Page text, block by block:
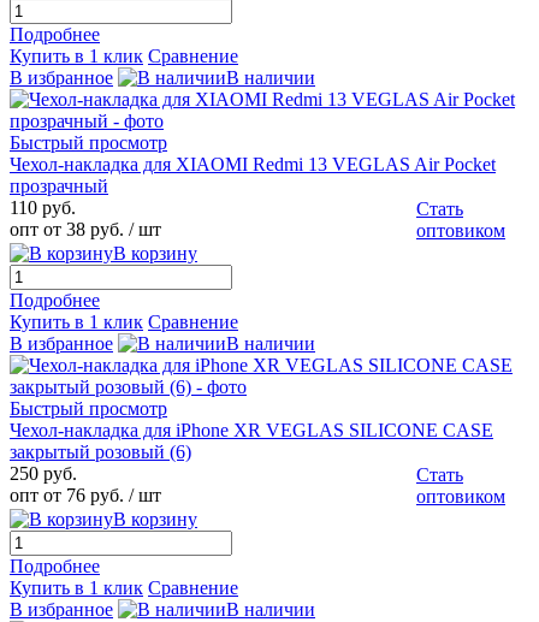
Подробнее
Купить в 1 клик Сравнение
В избранное
В наличии
Быстрый просмотр
Чехол-накладка для XIAOMI Redmi 13 VEGLAS Air Pocket
прозрачный
110 руб.
опт от 38 руб. / шт
Стать
оптовиком
В корзину
Подробнее
Купить в 1 клик Сравнение
В избранное
В наличии
Быстрый просмотр
Чехол-накладка для iPhone XR VEGLAS SILICONE CASE
закрытый розовый (6)
250 руб.
опт от 76 руб. / шт
Стать
оптовиком
В корзину
Подробнее
Купить в 1 клик Сравнение
В избранное
В наличии